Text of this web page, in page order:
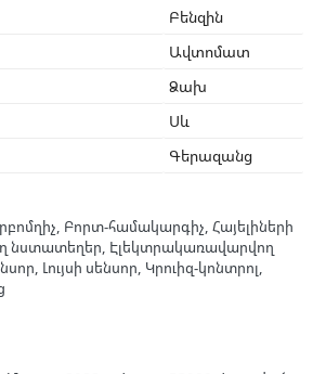
Բենզին
Ավտոմատ
Ձախ
Սև
Գերազանց
Բորտ-համակարգիչ, Հայելիների
նստատեղեր, Էլեկտրակառավարվող
Լույսի սենսոր, Կրուիզ-կոնտրոլ,